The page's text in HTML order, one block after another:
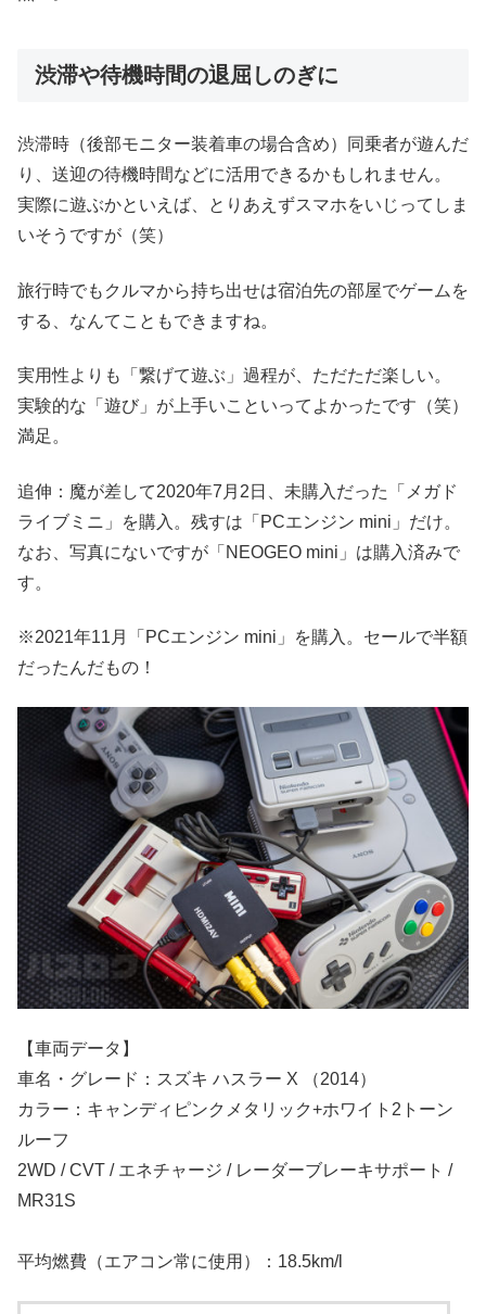
渋滞や待機時間の退屈しのぎに
渋滞時（後部モニター装着車の場合含め）同乗者が遊んだ
り、送迎の待機時間などに活用できるかもしれません。
実際に遊ぶかといえば、とりあえずスマホをいじってしま
いそうですが（笑）
旅行時でもクルマから持ち出せは宿泊先の部屋でゲームを
する、なんてこともできますね。
実用性よりも「繋げて遊ぶ」過程が、ただただ楽しい。
実験的な「遊び」が上手いこといってよかったです（笑）
満足。
追伸：魔が差して2020年7月2日、未購入だった「メガド
ライブミニ」を購入。残すは「PCエンジン mini」だけ。
なお、写真にないですが「NEOGEO mini」は購入済みで
す。
※2021年11月「PCエンジン mini」を購入。セールで半額
だったんだもの！
【車両データ】
車名・グレード：スズキ ハスラー X （2014）
カラー：キャンディピンクメタリック+ホワイト2トーン
ルーフ
2WD / CVT / エネチャージ / レーダーブレーキサポート /
MR31S
平均燃費（エアコン常に使用）：18.5km/l